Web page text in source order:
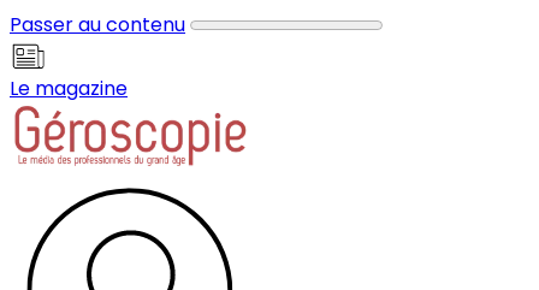
Passer au contenu
Le magazine
Panneau de gestion des cookies